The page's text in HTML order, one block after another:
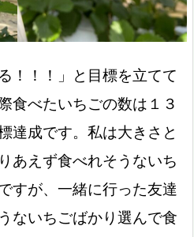
！！！」と目標を立てて
食べたいちごの数は１３
達成です。私は大きさと
あえず食べれそうないち
すが、一緒に行った友達
ないちごばかり選んで食